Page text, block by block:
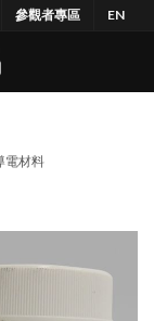
參觀者專區 EN
電材料